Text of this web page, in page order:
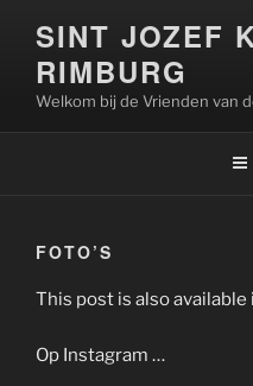
inhoud
SINT JOZEF
RIMBURG
Welkom bij de Vrienden van
FOTO’S
This post is also available
Op Instagram …